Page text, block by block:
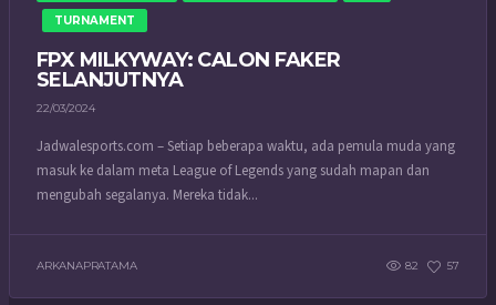
TURNAMENT
FPX MILKYWAY: CALON FAKER
SELANJUTNYA
22/03/2024
Jadwalesports.com – Setiap beberapa waktu, ada pemula muda yang
masuk ke dalam meta League of Legends yang sudah mapan dan
mengubah segalanya. Mereka tidak...
ARKANAPRATAMA 82 57